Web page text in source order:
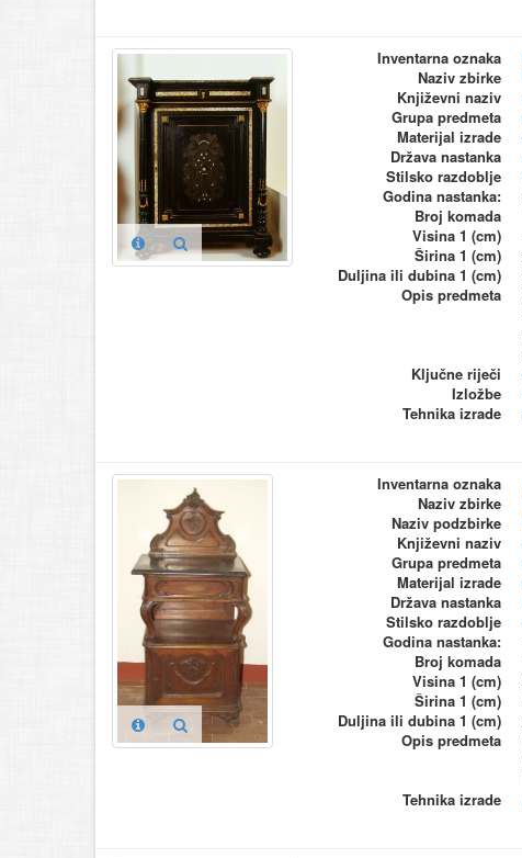
Inventarna oznaka
Naziv zbirke
Književni naziv
Grupa predmeta
Materijal izrade
Država nastanka
Stilsko razdoblje
Godina nastanka:
Broj komada
Visina 1 (cm)
Širina 1 (cm)
Duljina ili dubina 1 (cm)
Opis predmeta
Ključne riječi
Izložbe
Tehnika izrade
Inventarna oznaka
Naziv zbirke
Naziv podzbirke
Književni naziv
Grupa predmeta
Materijal izrade
Država nastanka
Stilsko razdoblje
Godina nastanka:
Broj komada
Visina 1 (cm)
Širina 1 (cm)
Duljina ili dubina 1 (cm)
Opis predmeta
Tehnika izrade